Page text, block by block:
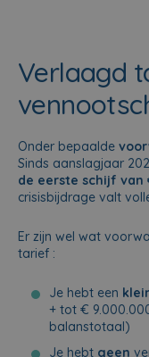
Verlaagd
Onder bepaalde
Sinds aanslagjaar
de eerste schijf van
crisisbijdrage valt
Er zijn wel wat
tarief :
Je hebt een
+ tot €
balanstotaal)
Je hebt geen